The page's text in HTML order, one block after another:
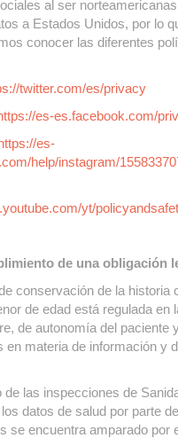
al ser
a Estados Unidos, por lo
conocer las diferentes
twitter.com/es/privacy
es-es.facebook.com/
es-
help/instagram/
yt/
de una obligación
conservación de la historia
de edad está regulada en
de autonomía del paciente
en materia de información y
de las inspecciones de
datos de salud por parte
se encuentra amparado por